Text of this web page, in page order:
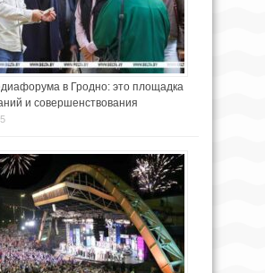
в Гродно: это площадка
и совершенствования